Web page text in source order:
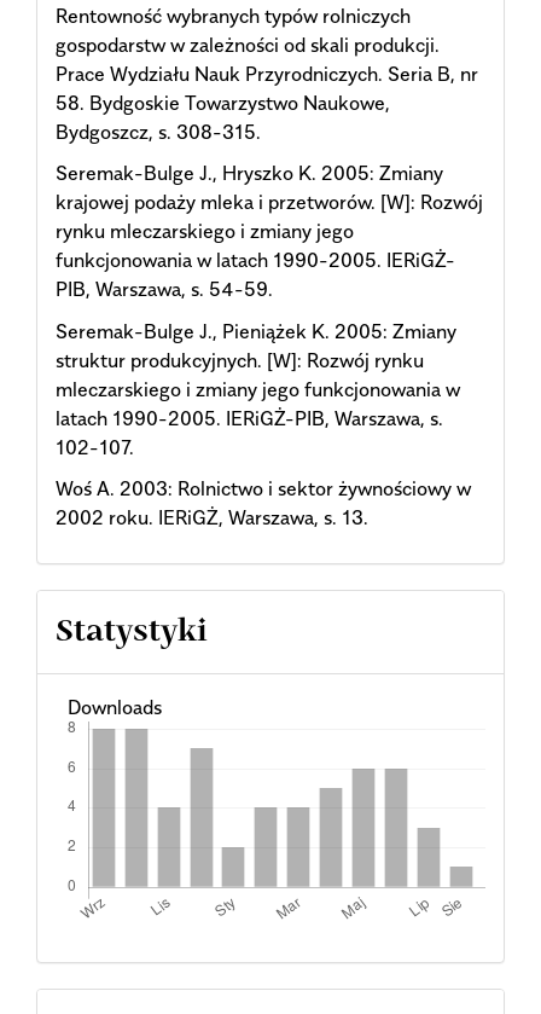
Rentowność wybranych typów rolniczych
gospodarstw w zależności od skali produkcji.
Prace Wydziału Nauk Przyrodniczych. Seria B, nr
58. Bydgoskie Towarzystwo Naukowe,
Bydgoszcz, s. 308-315.
Seremak-Bulge J., Hryszko K. 2005: Zmiany
krajowej podaży mleka i przetworów. [W]: Rozwój
rynku mleczarskiego i zmiany jego
funkcjonowania w latach 1990-2005. IERiGŻ-
PIB, Warszawa, s. 54-59.
Seremak-Bulge J., Pieniążek K. 2005: Zmiany
struktur produkcyjnych. [W]: Rozwój rynku
mleczarskiego i zmiany jego funkcjonowania w
latach 1990-2005. IERiGŻ-PIB, Warszawa, s.
102-107.
Woś A. 2003: Rolnictwo i sektor żywnościowy w
2002 roku. IERiGŻ, Warszawa, s. 13.
Statystyki
Downloads